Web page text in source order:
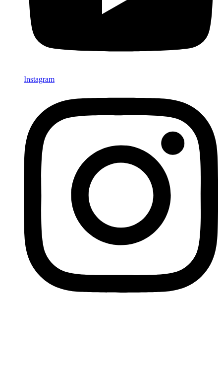
Instagram